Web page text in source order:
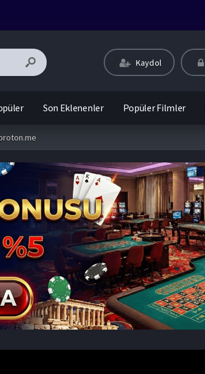
Kaydol
Son Eklenenler Popüler Filmler